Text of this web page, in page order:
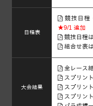
日程表
競技日程
★9/1 追加
競技日程は
組合せ表は
大会結果
全レース
スプリン
スプリン
スプリン